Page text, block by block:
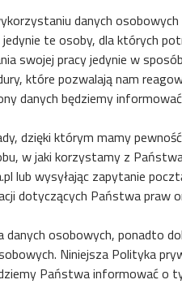
danych osobowych
te osoby, dla których
swojej pracy jedynie w
które pozwalają nam
danych będziemy
dzięki którym mamy
w jaki korzystamy z
lub wysyłając zapytanie
dotyczących Państwa praw
osobowych, ponadto
Niniejsza Polityka
Państwa informować o